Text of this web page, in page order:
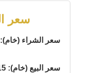
سعر
سعر الشراء (خام): 1,732.19 ليرة تركية
سعر البيع (خام): 1,784.15 ليرة تركية